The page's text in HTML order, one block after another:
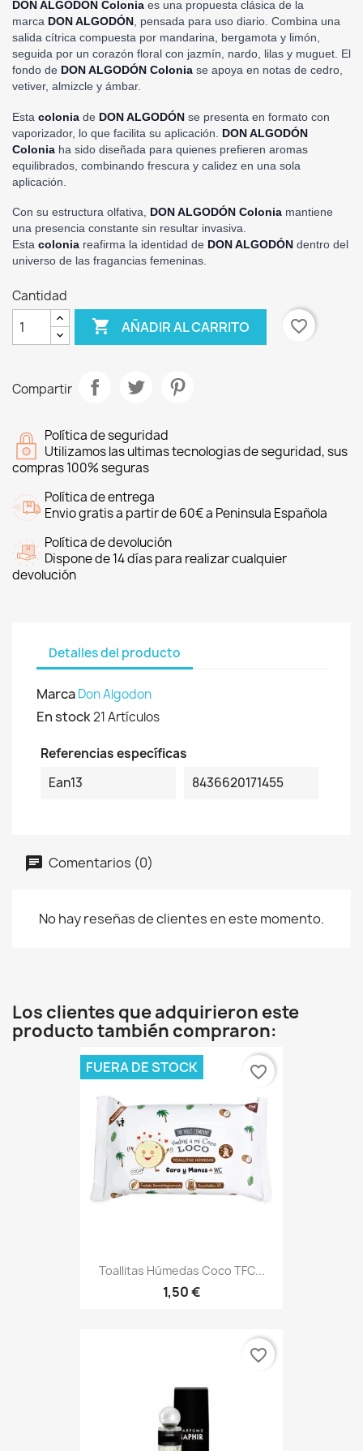
DON ALGODÓN Colonia es una propuesta clásica de la
marca DON ALGODÓN , pensada para uso diario. Combina una
salida cítrica compuesta por mandarina, bergamota y limón,
seguida por un corazón floral con jazmín, nardo, lilas y muguet. El
fondo de DON ALGODÓN Colonia se apoya en notas de cedro,
vetiver, almizcle y ámbar.
Esta colonia de DON ALGODÓN se presenta en formato con
vaporizador, lo que facilita su aplicación. DON ALGODÓN
Colonia ha sido diseñada para quienes prefieren aromas
equilibrados, combinando frescura y calidez en una sola
aplicación.
Con su estructura olfativa, DON ALGODÓN Colonia mantiene
una presencia constante sin resultar invasiva.
Esta colonia reafirma la identidad de DON ALGODÓN dentro del
universo de las fragancias femeninas.
Cantidad
 AÑADIR AL CARRITO favorite_border
Compartir
Política de seguridad
Utilizamos las ultimas tecnologias de seguridad, sus
compras 100% seguras
Política de entrega
Envio gratis a partir de 60€ a Peninsula Española
Política de devolución
Dispone de 14 días para realizar cualquier
devolución
Detalles del producto
MarcaDon Algodon
En stock21 Artículos
Referencias específicas
Ean13
8436620171455
Comentarios (0)
No hay reseñas de clientes en este momento.
Los clientes que adquirieron este
producto también compraron:
Toallitas Húmedas Coco TFC...
1,50 €
FUERA DE STOCK favorite_border
favorite_border